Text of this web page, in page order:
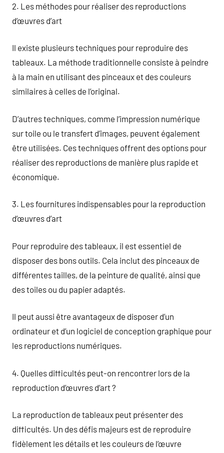
2. Les méthodes pour réaliser des reproductions
d’œuvres d’art
Il existe plusieurs techniques pour reproduire des
tableaux. La méthode traditionnelle consiste à peindre
à la main en utilisant des pinceaux et des couleurs
similaires à celles de l’original.
D’autres techniques, comme l’impression numérique
sur toile ou le transfert d’images, peuvent également
être utilisées. Ces techniques offrent des options pour
réaliser des reproductions de manière plus rapide et
économique.
3. Les fournitures indispensables pour la reproduction
d’œuvres d’art
Pour reproduire des tableaux, il est essentiel de
disposer des bons outils. Cela inclut des pinceaux de
différentes tailles, de la peinture de qualité, ainsi que
des toiles ou du papier adaptés.
Il peut aussi être avantageux de disposer d’un
ordinateur et d’un logiciel de conception graphique pour
les reproductions numériques.
4. Quelles difficultés peut-on rencontrer lors de la
reproduction d’œuvres d’art ?
La reproduction de tableaux peut présenter des
difficultés. Un des défis majeurs est de reproduire
fidèlement les détails et les couleurs de l’œuvre